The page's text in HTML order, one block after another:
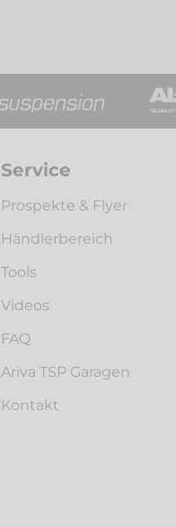
Service
Prospekte & Flyer
Händlerbereich
Tools
Videos
FAQ
Ariva TSP Garagen
Kontakt